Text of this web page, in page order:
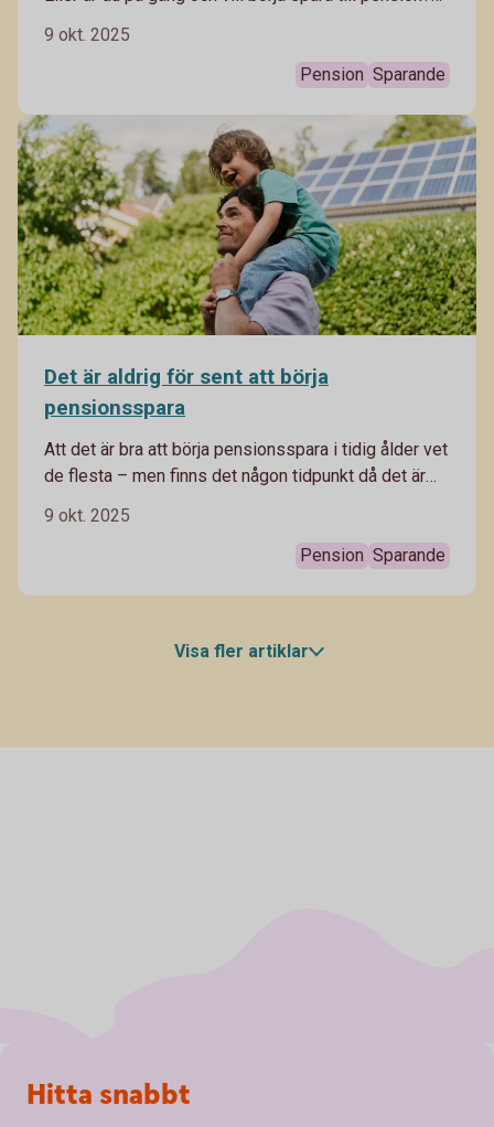
av våra tips!
9 okt. 2025
Pension Sparande
Det är aldrig för sent att börja
pensionsspara
Att det är bra att börja pensionsspara i tidig ålder vet
de flesta – men finns det någon tidpunkt då det är
ger sina bästa tips till alla som är mitt i livet och inte
har kommit igång med ett sparande till pensionen.
9 okt. 2025
Pension Sparande
Visa fler artiklar
Sidfot
Hitta snabbt